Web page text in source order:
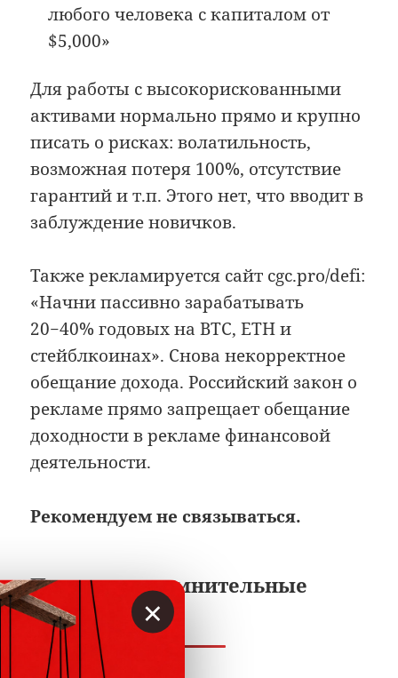
любого человека с капиталом от
$5,000»
Для работы с высокорискованными
активами нормально прямо и крупно
писать о рисках: волатильность,
возможная потеря 100%, отсутствие
гарантий и т.п. Этого нет, что вводит в
заблуждение новичков.
Также рекламируется сайт cgc.pro/defi:
«Начни пассивно зарабатывать
20−40% годовых на BTC, ETH и
стейблкоинах». Снова некорректное
обещание дохода. Российский закон о
рекламе прямо запрещает обещание
доходности в рекламе финансовой
деятельности.
Рекомендуем не связываться.
Про другие сомнительные
криптокурсы
×